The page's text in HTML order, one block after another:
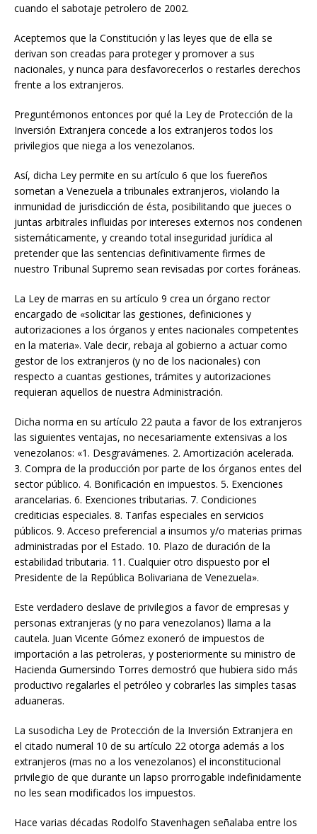
cuando el sabotaje petrolero de 2002.
Aceptemos que la Constitución y las leyes que de ella se
derivan son creadas para proteger y promover a sus
nacionales, y nunca para desfavorecerlos o restarles derechos
frente a los extranjeros.
Preguntémonos entonces por qué la Ley de Protección de la
Inversión Extranjera concede a los extranjeros todos los
privilegios que niega a los venezolanos.
Así, dicha Ley permite en su artículo 6 que los fuereños
sometan a Venezuela a tribunales extranjeros, violando la
inmunidad de jurisdicción de ésta, posibilitando que jueces o
juntas arbitrales influidas por intereses externos nos condenen
sistemáticamente, y creando total inseguridad jurídica al
pretender que las sentencias definitivamente firmes de
nuestro Tribunal Supremo sean revisadas por cortes foráneas.
La Ley de marras en su artículo 9 crea un órgano rector
encargado de «solicitar las gestiones, definiciones y
autorizaciones a los órganos y entes nacionales competentes
en la materia». Vale decir, rebaja al gobierno a actuar como
gestor de los extranjeros (y no de los nacionales) con
respecto a cuantas gestiones, trámites y autorizaciones
requieran aquellos de nuestra Administración.
Dicha norma en su artículo 22 pauta a favor de los extranjeros
las siguientes ventajas, no necesariamente extensivas a los
venezolanos: «1. Desgravámenes. 2. Amortización acelerada.
3. Compra de la producción por parte de los órganos entes del
sector público. 4. Bonificación en impuestos. 5. Exenciones
arancelarias. 6. Exenciones tributarias. 7. Condiciones
crediticias especiales. 8. Tarifas especiales en servicios
públicos. 9. Acceso preferencial a insumos y/o materias primas
administradas por el Estado. 10. Plazo de duración de la
estabilidad tributaria. 11. Cualquier otro dispuesto por el
Presidente de la República Bolivariana de Venezuela».
Este verdadero deslave de privilegios a favor de empresas y
personas extranjeras (y no para venezolanos) llama a la
cautela. Juan Vicente Gómez exoneró de impuestos de
importación a las petroleras, y posteriormente su ministro de
Hacienda Gumersindo Torres demostró que hubiera sido más
productivo regalarles el petróleo y cobrarles las simples tasas
aduaneras.
La susodicha Ley de Protección de la Inversión Extranjera en
el citado numeral 10 de su artículo 22 otorga además a los
extranjeros (mas no a los venezolanos) el inconstitucional
privilegio de que durante un lapso prorrogable indefinidamente
no les sean modificados los impuestos.
Hace varias décadas Rodolfo Stavenhagen señalaba entre los